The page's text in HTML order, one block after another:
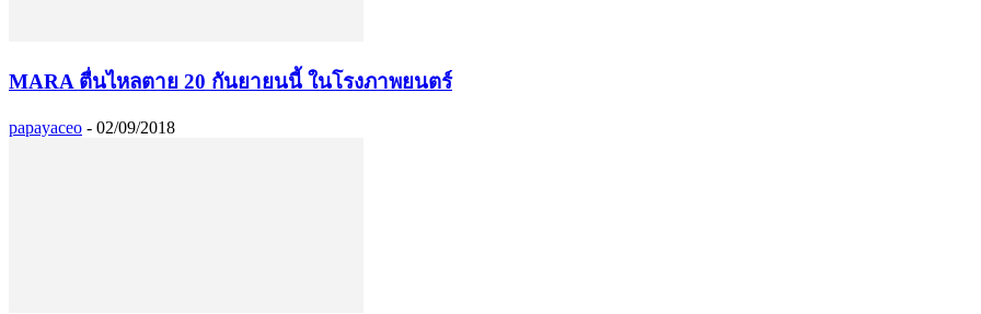
MARA ตื่นไหลตาย 20 กันยายนนี้ ในโรงภาพยนตร์
papayaceo - 02/09/2018